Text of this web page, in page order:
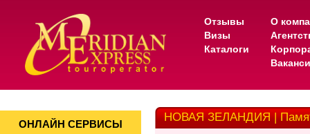
Отзывы
Визы
Каталоги
О
ОНЛАЙН СЕРВИСЫ
НОВАЯ ЗЕЛАНДИЯ |